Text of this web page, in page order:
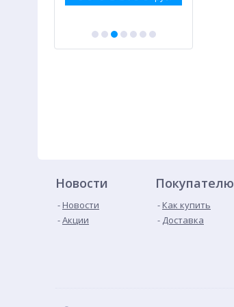
Новости
Новости
Акции
Покупателю
Как купить
Доставка